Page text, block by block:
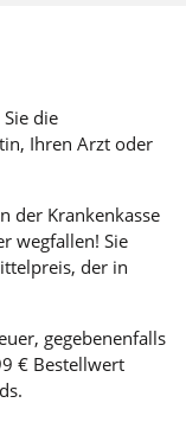
die
Ihren Arzt oder
der Krankenkasse
wegfallen! Sie
der in
gegebenenfalls
€ Bestellwert